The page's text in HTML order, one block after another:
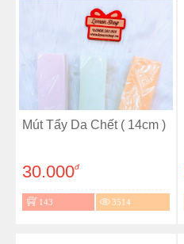
Mút Tẩy Da Chết ( 14cm )
30.000đ
143 3514